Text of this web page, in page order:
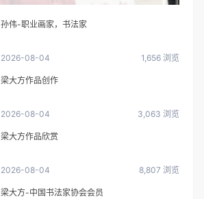
孙伟-职业画家，书法家
2026-08-04 1,656 浏览
梁大方作品创作
2026-08-04 3,063 浏览
梁大方作品欣赏
2026-08-04 8,807 浏览
梁大方-中国书法家协会会员